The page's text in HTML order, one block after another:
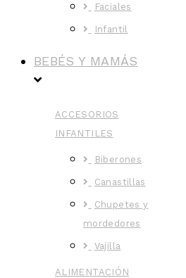
Faciales
Infantil
BEBÉS Y MAMÁS
ACCESORIOS
INFANTILES
Biberones
Canastillas
Chupetes y
mordedores
Vajilla
ALIMENTACIÓN